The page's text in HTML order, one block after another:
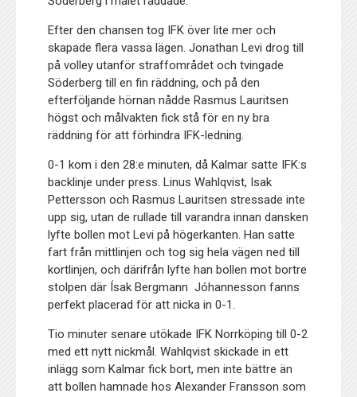
Efter den chansen tog IFK över lite mer och
skapade flera vassa lägen. Jonathan Levi drog till
på volley utanför straffområdet och tvingade
Söderberg till en fin räddning, och på den
efterföljande hörnan nådde Rasmus Lauritsen
högst och målvakten fick stå för en ny bra
räddning för att förhindra IFK-ledning.
0-1 kom i den 28:e minuten, då Kalmar satte IFK:s
backlinje under press. Linus Wahlqvist, Isak
Pettersson och Rasmus Lauritsen stressade inte
upp sig, utan de rullade till varandra innan dansken
lyfte bollen mot Levi på högerkanten. Han satte
fart från mittlinjen och tog sig hela vägen ned till
kortlinjen, och därifrån lyfte han bollen mot bortre
stolpen där Ísak Bergmann Jóhannesson fanns
perfekt placerad för att nicka in 0-1.
Tio minuter senare utökade IFK Norrköping till 0-2
med ett nytt nickmål. Wahlqvist skickade in ett
inlägg som Kalmar fick bort, men inte bättre än
att bollen hamnade hos Alexander Fransson som